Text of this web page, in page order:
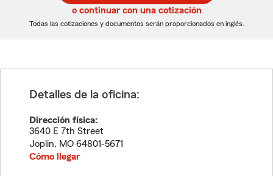
5
dígitos
5
dígitos
o continuar con una cotización
Todas las cotizaciones y documentos serán proporcionados en inglés.
Detalles de la oficina:
Dirección física:
3640 E 7th Street
Joplin, MO 64801-5671
Cómo llegar